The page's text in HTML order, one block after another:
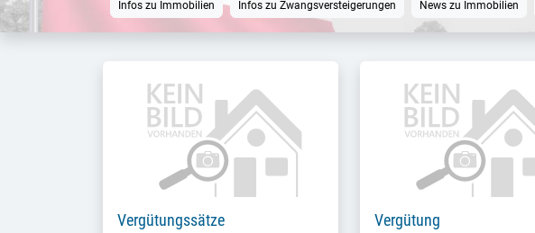
Infos zu Immobilien Infos zu Zwangsversteigerungen News zu Immobilien
Vergütungssätze Vergütung